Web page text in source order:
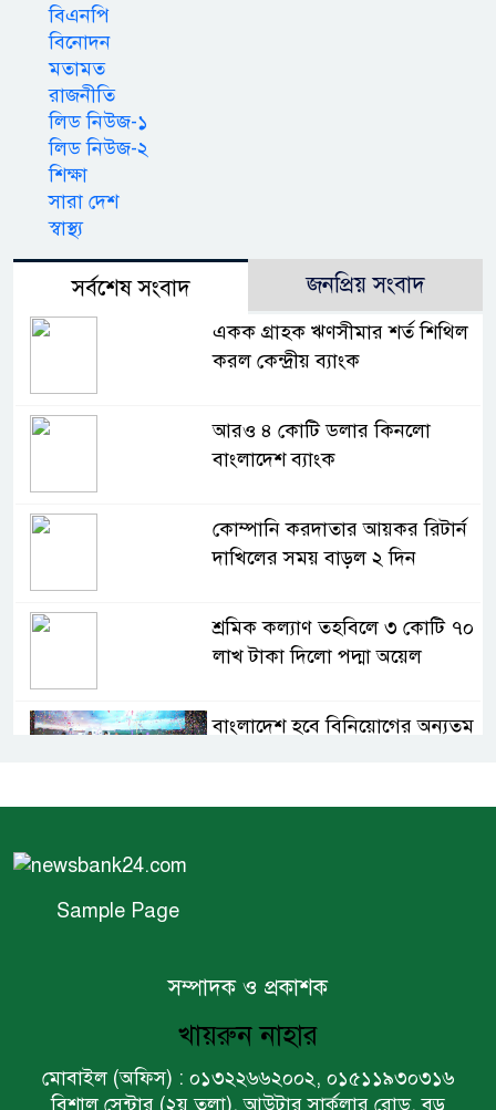
বিএনপি
বিনোদন
মতামত
রাজনীতি
লিড নিউজ-১
লিড নিউজ-২
শিক্ষা
সারা দেশ
স্বাস্থ্য
সর্বশেষ সংবাদ জনপ্রিয় সংবাদ
একক গ্রাহক ঋণসীমার শর্ত শিথিল
করল কেন্দ্রীয় ব্যাংক
আরও ৪ কোটি ডলার কিনলো
বাংলাদেশ ব্যাংক
কোম্পানি করদাতার আয়কর রিটার্ন
দাখিলের সময় বাড়ল ২ দিন
শ্রমিক কল্যাণ তহবিলে ৩ কোটি ৭০
লাখ টাকা দিলো পদ্মা অয়েল
বাংলাদেশ হবে বিনিয়োগের অন্যতম
ইসলামী ব্যাংকের বোর্ড সভা অনুষ্ঠিত
Sample Page
সম্পাদক ও প্রকাশক
খায়রুন নাহার
মোবাইল (অফিস) : ০১৩২২৬৬২০০২, ০১৫১১৯৩০৩১৬
বিশাল সেন্টার (২য় তলা), আউটার সার্কুলার রোড, বড়